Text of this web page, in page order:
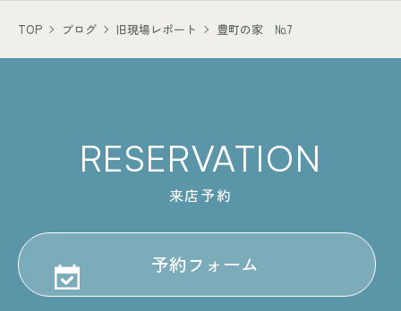
TOP ブログ 旧現場レポート 豊町の家 №7
RESERVATION
来店予約
予約フォーム